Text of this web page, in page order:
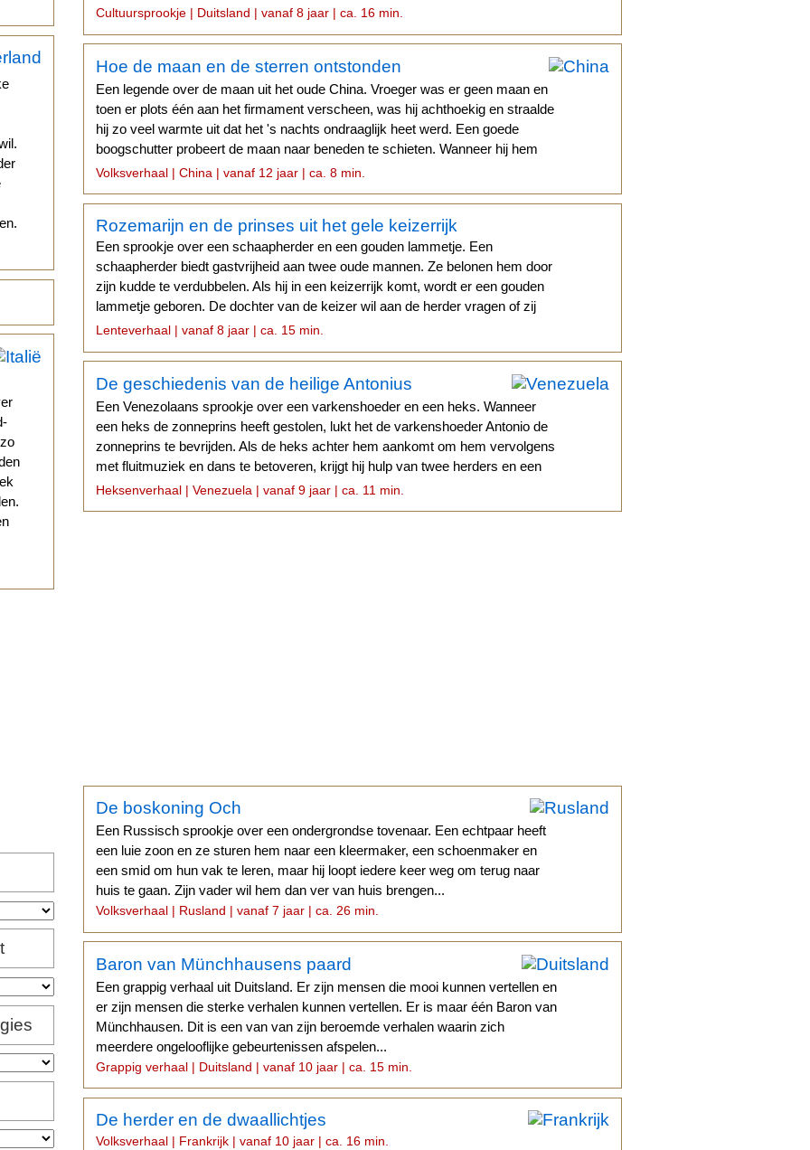
een zwerftocht...
Cultuursprookje | Duitsland | vanaf 8 jaar | ca. 16 min.
Hoe de maan en de sterren ontstonden
Een legende over de maan uit het oude China. Vroeger was er geen maan en
toen er plots één aan het firmament verscheen, was hij achthoekig en straalde
hij zo veel warmte uit dat het 's nachts ondraaglijk heet werd. Een goede
boogschutter probeert de maan naar beneden te schieten. Wanneer hij hem
eindelijk raakt...
Volksverhaal | China | vanaf 12 jaar | ca. 8 min.
Rozemarijn en de prinses uit het gele keizerrijk
Een sprookje over een schaapherder en een gouden lammetje. Een
schaapherder biedt gastvrijheid aan twee oude mannen. Ze belonen hem door
zijn kudde te verdubbelen. Als hij in een keizerrijk komt, wordt er een gouden
lammetje geboren. De dochter van de keizer wil aan de herder vragen of zij
dat lammetje mag hebben...
Lenteverhaal | vanaf 8 jaar | ca. 15 min.
De geschiedenis van de heilige Antonius
Een Venezolaans sprookje over een varkenshoeder en een heks. Wanneer
een heks de zonneprins heeft gestolen, lukt het de varkenshoeder Antonio de
zonneprins te bevrijden. Als de heks achter hem aankomt om hem vervolgens
met fluitmuziek en dans te betoveren, krijgt hij hulp van twee herders en een
varken.
Heksenverhaal | Venezuela | vanaf 9 jaar | ca. 11 min.
De boskoning Och
Een Russisch sprookje over een ondergrondse tovenaar. Een echtpaar heeft
een luie zoon en ze sturen hem naar een kleermaker, een schoenmaker en
een smid om hun vak te leren, maar hij loopt iedere keer weg om terug naar
huis te gaan. Zijn vader wil hem dan ver van huis brengen...
Volksverhaal | Rusland | vanaf 7 jaar | ca. 26 min.
Baron van Münchhausens paard
Een grappig verhaal uit Duitsland. Er zijn mensen die mooi kunnen vertellen en
er zijn mensen die sterke verhalen kunnen vertellen. Er is maar één Baron van
Münchhausen. Dit is een van van zijn beroemde verhalen waarin zich
meerdere ongelooflijke gebeurtenissen afspelen...
Grappig verhaal | Duitsland | vanaf 10 jaar | ca. 15 min.
De herder en de dwaallichtjes
Volksverhaal | Frankrijk | vanaf 10 jaar | ca. 16 min.